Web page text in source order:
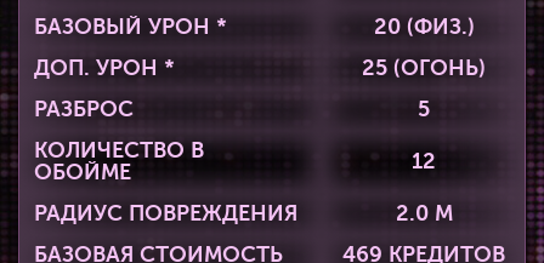
БАЗОВЫЙ УРОН *
20 (ФИЗ.)
ДОП. УРОН *
25 (ОГОНЬ)
РАЗБРОС
5
КОЛИЧЕСТВО В
ОБОЙМЕ
12
РАДИУС ПОВРЕЖДЕНИЯ
2.0 М
БАЗОВАЯ СТОИМОСТЬ
469 КРЕДИТОВ